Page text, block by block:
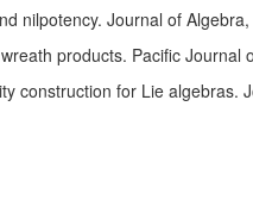
nilpotency. Journal of
products. Pacific Journal
construction for Lie algebras.